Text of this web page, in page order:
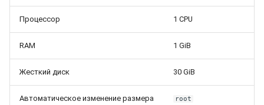
Процессор 1 CPU
RAM 1 GiB
Жесткий диск 30 GiB
Автоматическое изменение размера
root